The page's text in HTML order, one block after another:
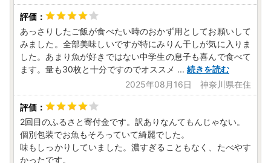
▼寄附金の活用報告
皆さまから頂いた寄附金を次の事業に活用させていただきま
した。それ以外の寄附金は地域振興基金として積み立ててい
ます。
《寄附金の活用報告はこちらからご確認ください》
あっさりしたご飯が食べたい時のおかず用としてお願いして
みました。全部美味しいですが特にみりん干しが気に入りま
した。あまり魚が好きではない中学生の息子も喜んで食べて
ます。量も30枚と十分ですのでオススメ ... 続きを読む
2025年08月16日 神奈川県在住
2回目のふるさと寄付金です。訳ありなんてもんじゃない。
個別包装でお魚もそろっていて綺麗でした。
味もしっかりしていました。濃すぎることもなく、たべやす
かったです。